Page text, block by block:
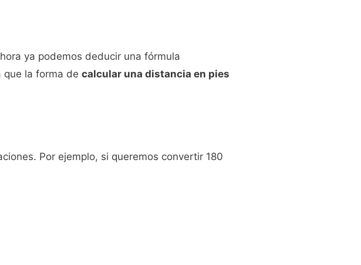
ya podemos deducir una fórmula
que la forma de calcular una distancia en pies
Por ejemplo, si queremos convertir 180